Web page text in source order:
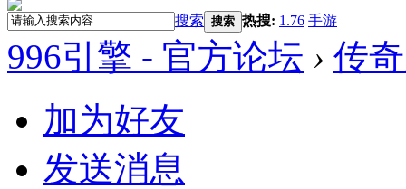
搜索 搜索 热搜: 1.76 手游
996引擎 - 官方论坛 › 传
加为好友
发送消息